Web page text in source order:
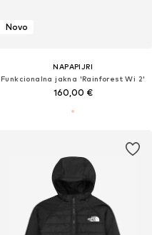
Novo
NAPAPIJRI
Funkcionalna jakna 'Rainforest Wi 2'
160,00 €